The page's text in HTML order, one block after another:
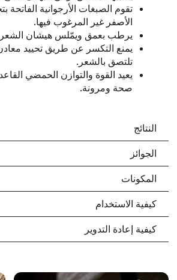
تقوم الصبغات الأرجوانية الفاتحة
الأصفر غير المرغوب فيها.
يرطب بعمق ويمّلس هيشان
يمنع التكسر عن طريق تحييد
تلتصق بالشعر.
يعيد القوة والتوازن الحمضي
صحة ومرونة.
النتائج
تحسن بنسبة 65٪ في الحفاظ على لون الشعر*
شعر أقوى وأكثر صحة
تجارب سريرية من هيلو كلين لعام 2024.
الجوائز
2024
المكونات
فطر ريشيغني بالببتيدات
الإجهاد التأكسدي وتمنع البهتان
الشعر من تلاشي اللون بسبب
كيفية الاستخدام
يوضع على الشعر المغسول.
يُترك من 2 إلى 3 دقائق.
كيفية إعادة التدوير